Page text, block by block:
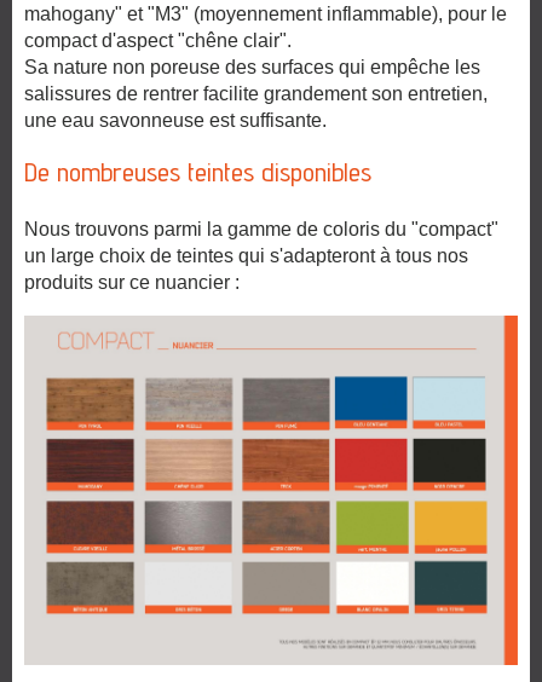
mahogany" et "M3" (moyennement inflammable), pour le
compact d'aspect "chêne clair".
Sa nature non poreuse des surfaces qui empêche les
salissures de rentrer facilite grandement son entretien,
une eau savonneuse est suffisante.
De nombreuses teintes disponibles
Nous trouvons parmi la gamme de coloris du "compact"
un large choix de teintes qui s'adapteront à tous nos
produits sur ce nuancier :